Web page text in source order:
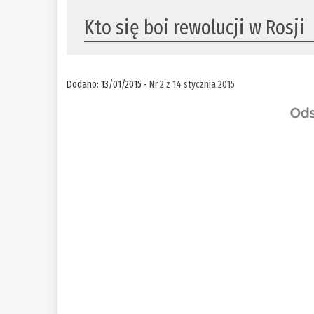
Kto się boi rewolucji w Rosji
Dodano: 13/01/2015 -Nr 2 z 14 stycznia 2015